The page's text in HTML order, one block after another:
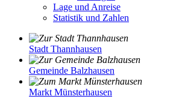
Lage und Anreise
Statistik und Zahlen
Stadt Thannhausen
Gemeinde Balzhausen
Markt Münsterhausen